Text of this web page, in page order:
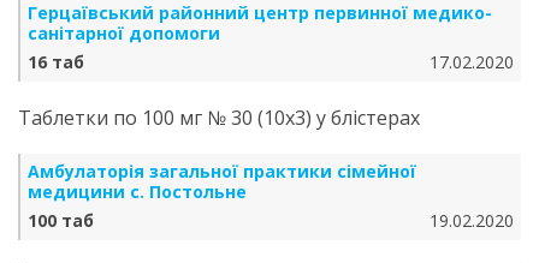
Герцаївський районний центр первинної медико-
санітарної допомоги
16 таб
17.02.2020
Таблетки по 100 мг № 30 (10х3) у блістерах
Амбулаторія загальної практики сімейної
медицини с. Постольне
100 таб
19.02.2020